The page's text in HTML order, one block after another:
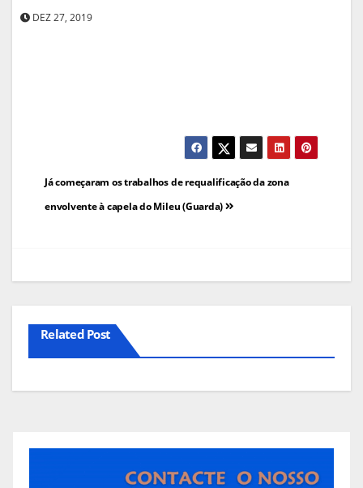
DEZ 27, 2019
Navegação
de
Já começaram os trabalhos de requalificação da zona
envolvente à capela do Mileu (Guarda)
Related Post